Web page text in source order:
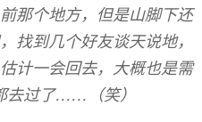
那个地方，但是山脚下还
找到几个好友谈天说地，
计一会回去，大概也是需
去过了……（笑）